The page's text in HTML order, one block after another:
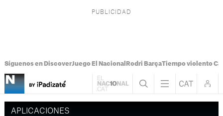
Síguenos en DiscoverJuego El Nacional Rodri BarçaTiempo violento
APLICACIONES